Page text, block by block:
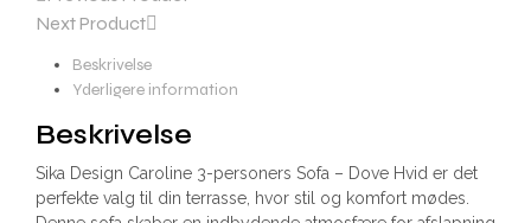
Next Product
Beskrivelse
Yderligere information
Beskrivelse
Sika Design Caroline 3-personers Sofa – Dove Hvid er det
perfekte valg til din terrasse, hvor stil og komfort mødes.